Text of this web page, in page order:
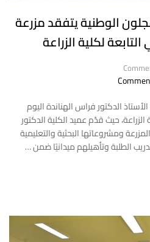
الوطنية يتفقد مزرعة
التابعة لكلية الزراعة
الدكتور فراس الهناندة اليوم
الزراعة، حيث قدّم عميد الكلية الدكتور
ومشروعاتها البحثية والتعليمية
الطلبة وتأهيلهم ميدانيًا ضمن …